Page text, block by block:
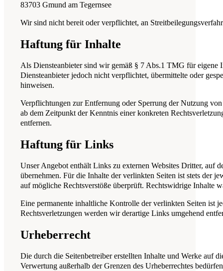
83703 Gmund am Tegernsee
Wir sind nicht bereit oder verpflichtet, an
Haftung für Inhalte
Als Diensteanbieter sind wir gemäß § 7 Abs.1 TMG für eigene
Diensteanbieter jedoch nicht verpflichtet, übermittelte oder
hinweisen.
Verpflichtungen zur Entfernung oder Sperrung der Nutzung
ab dem Zeitpunkt der Kenntnis einer konkreten
entfernen.
Haftung für Links
Unser Angebot enthält Links zu externen Websites Dritter, auf
übernehmen. Für die Inhalte der verlinkten Seiten ist stets der
auf mögliche Rechtsverstöße überprüft. Rechtswidrige Inhalte
Eine permanente inhaltliche Kontrolle der verlinkten Seiten ist
Rechtsverletzungen werden wir derartige Links umgehend
Urheberrecht
Die durch die Seitenbetreiber erstellten Inhalte und Werke auf
Verwertung außerhalb der Grenzen des Urheberrechtes